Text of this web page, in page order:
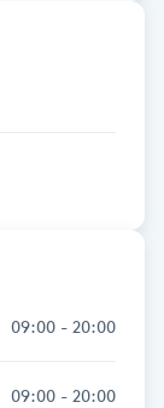
09:00 - 20:00
09:00 - 20:00